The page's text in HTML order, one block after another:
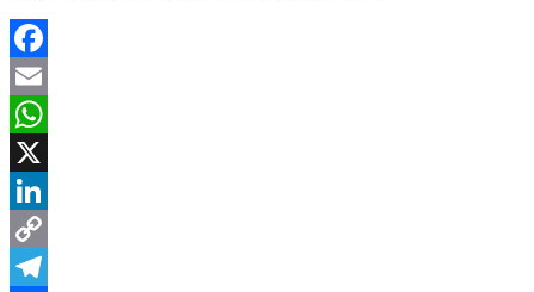
Facebook
Email
WhatsApp
X
LinkedIn
Copy